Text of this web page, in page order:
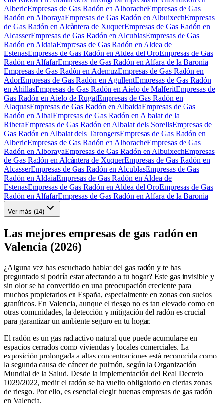
AlbericEmpresas de Gas Radón en AlboracheEmpresas de Gas
Radón en AlborayaEmpresas de Gas Radón en AlbuixechEmpresas
de Gas Radón en Alcàntera de XuquerEmpresas de Gas Radón en
AlcasserEmpresas de Gas Radón en AlcublasEmpresas de Gas
Radón en AldaiaEmpresas de Gas Radón en Aldea de
EstenasEmpresas de Gas Radón en Aldea del OroEmpresas de Gas
Radón en AlfafarEmpresas de Gas Radón en Alfara de la Baronia
Empresas de Gas Radón en AdemuzEmpresas de Gas Radón en
AdorEmpresas de Gas Radón en AgullentEmpresas de Gas Radón
en AhillasEmpresas de Gas Radón en Aielo de MalferitEmpresas de
Gas Radón en Aielo de RugatEmpresas de Gas Radón en
AlaquasEmpresas de Gas Radón en AlbaidaEmpresas de Gas
Radón en AlbalEmpresas de Gas Radón en Albalat de la
RiberaEmpresas de Gas Radón en Albalat dels SorellsEmpresas de
Gas Radón en Albalat dels TarongersEmpresas de Gas Radón en
AlbericEmpresas de Gas Radón en AlboracheEmpresas de Gas
Radón en AlborayaEmpresas de Gas Radón en AlbuixechEmpresas
de Gas Radón en Alcàntera de XuquerEmpresas de Gas Radón en
AlcasserEmpresas de Gas Radón en AlcublasEmpresas de Gas
Radón en AldaiaEmpresas de Gas Radón en Aldea de
EstenasEmpresas de Gas Radón en Aldea del OroEmpresas de Gas
Radón en AlfafarEmpresas de Gas Radón en Alfara de la Baronia
Ver más (14)
Las mejores empresas de gas radón en
Valencia (2026)
¿Alguna vez has escuchado hablar del gas radón y te has
preguntado si podría estar afectando a tu hogar? Este gas invisible y
sin olor se ha convertido en una preocupación creciente para
muchos propietarios en España, especialmente en zonas con suelos
graníticos. En Valencia, aunque el riesgo no es tan elevado como en
otras comunidades, la detección y mitigación del radón es crucial
para garantizar un ambiente seguro en tu hogar.
El radón es un gas radiactivo natural que puede acumularse en
espacios cerrados como viviendas y locales comerciales. La
exposición prolongada a altas concentraciones está reconocida como
la segunda causa de cáncer de pulmón, según la Organización
Mundial de la Salud. Desde la implementación del Real Decreto
1029/2022, medir el radón se ha vuelto obligatorio en ciertas zonas
de riesgo. Por ello, es esencial elegir buenas empresas de gas radón
en Valencia.